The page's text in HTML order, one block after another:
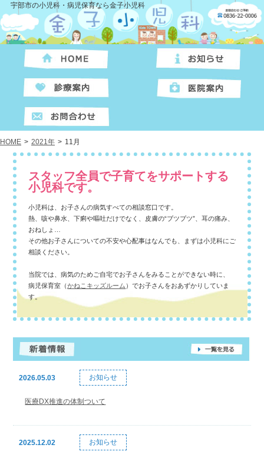
宇部市の小児科・病児保育なら金子小児科
HOME > 2021年 > 11月
スタッフ全員で子育てをサポートする
小児科です。
小児科は、お子さんの病気すべての相談窓口です。
熱、咳や鼻水、下痢や嘔吐だけでなく、皮膚の“ブツブツ”、耳の痛み、
おねしょ…
その他お子さんについての不安や心配事はなんでも、まずは小児科にご
相談ください。
当院では、病気のためご自宅でお子さんをみることができない時に、
病児保育室（かねこキッズルーム ）でお子さんをおあずかりしていま
す。
2026.05.03 お知らせ
医療DX推進の体制ついて
2025.12.02 お知らせ